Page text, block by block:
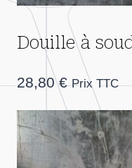
Douille à
28,80€ Prix TTC